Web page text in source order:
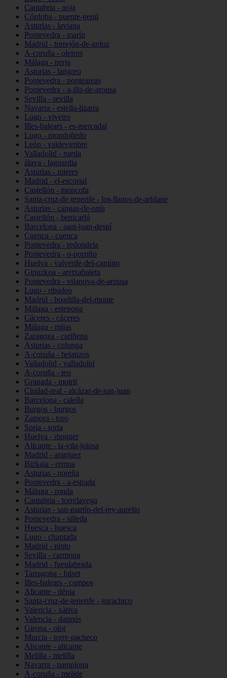
Cantabria - noja
Córdoba - puente-genil
Asturias - laviana
Pontevedra - marín
Madrid - torrejón-de-ardoz
A-coruña - oleiros
Málaga - nerja
Asturias - langreo
Pontevedra - ponteareas
Pontevedra - a-illa-de-arousa
Sevilla - sevilla
Navarra - estella-lizarra
Lugo - viveiro
Illes-balears - es-mercadal
Lugo - mondoñedo
León - valdevimbre
Valladolid - rueda
álava - laguardia
Asturias - mieres
Madrid - el-escorial
Castellón - moncofa
Santa-cruz-de-tenerife - los-llanos-de-aridane
Asturias - cangas-de-onís
Castellón - benicarló
Barcelona - sant-joan-despí
Cuenca - cuenca
Pontevedra - redondela
Pontevedra - o-porriño
Huelva - valverde-del-camino
Gipuzkoa - aretxabaleta
Pontevedra - vilanova-de-arousa
Lugo - ribadeo
Madrid - boadilla-del-monte
Málaga - estepona
Cáceres - cáceres
Málaga - mijas
Zaragoza - cariñena
Asturias - colunga
A-coruña - betanzos
Valladolid - valladolid
A-coruña - teo
Granada - motril
Ciudad-real - alcázar-de-san-juan
Barcelona - calella
Burgos - burgos
Zamora - toro
Soria - soria
Huelva - moguer
Alicante - la-vila-joiosa
Madrid - aranjuez
Bizkaia - ermua
Asturias - noreña
Pontevedra - a-estrada
Málaga - ronda
Cantabria - torrelavega
Asturias - san-martín-del-rey-aurelio
Pontevedra - silleda
Huesca - huesca
Lugo - chantada
Madrid - pinto
Sevilla - carmona
Madrid - fuenlabrada
Tarragona - falset
Illes-balears - campos
Alicante - dénia
Santa-cruz-de-tenerife - garachico
Valencia - xàtiva
Valencia - daimús
Girona - olot
Murcia - torre-pacheco
Alicante - alicante
Melilla - melilla
Navarra - pamplona
A-coruña - melide